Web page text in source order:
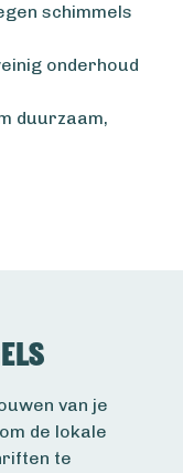
schimmels
onderhoud
duurzaam,
van je
de lokale
te